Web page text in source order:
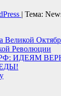
| Тема:
Великой
Революции
ИДЕЯМ